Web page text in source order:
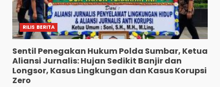
RILIS BERITA
Sentil Penegakan Hukum Polda Sumbar, Ketua
Aliansi Jurnalis: Hujan Sedikit Banjir dan
Longsor, Kasus Lingkungan dan Kasus Korupsi
Zero